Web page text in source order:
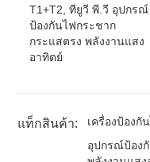
T1+T2, ทียูวี พี.วี อุปกรณ์
ป้องกันไฟกระชาก
กระแสตรง พลังงานแสง
อาทิตย์
แท็กสินค้า:
เครื่องป้อง
อุปกรณ์ป้อง